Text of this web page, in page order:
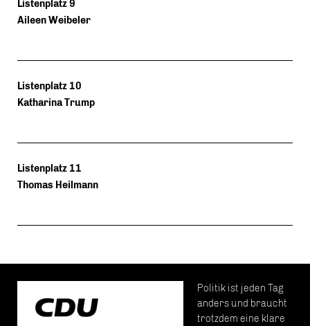
Listenplatz 9
Aileen Weibeler
Listenplatz 10
Katharina Trump
Listenplatz 11
Thomas Heilmann
Politik ist jeden Tag
anders und braucht
trotzdem eine klare